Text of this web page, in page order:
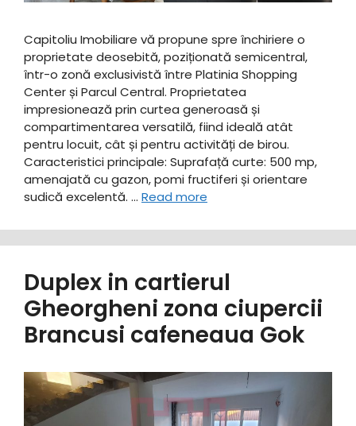
Capitoliu Imobiliare vă propune spre închiriere o
proprietate deosebită, poziționată semicentral,
într-o zonă exclusivistă între Platinia Shopping
Center și Parcul Central. Proprietatea
impresionează prin curtea generoasă și
compartimentarea versatilă, fiind ideală atât
pentru locuit, cât și pentru activități de birou. ​
Caracteristici principale: ​Suprafață curte: 500 mp,
amenajată cu gazon, pomi fructiferi și orientare
sudică excelentă. … Read more
Duplex in cartierul
Gheorgheni zona ciupercii
Brancusi cafeneaua Gok